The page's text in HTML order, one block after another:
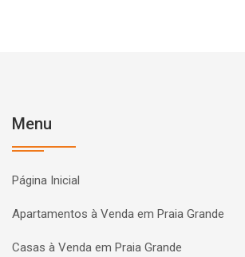
Menu
Página Inicial
Apartamentos à Venda em Praia Grande
Casas à Venda em Praia Grande